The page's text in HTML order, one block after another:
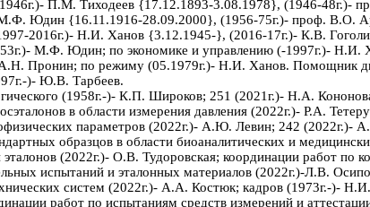
П.М. Тиходеев {17.12.1893-3.08.1978}, (1946-
Юдин {16.11.1916-28.09.2000}, (1956-75г.)- проф. В.О.
2016г.)- Н.И. Ханов {3.12.1945-}, (2016-17г.)- К.В.
М.Ф. Юдин; по экономике и управлению (-1997г.)-
А.Н. Пронин; по режиму (05.1979г.)- Н.И. Ханов. Помощник
)- Ю.В. Тарбеев.
(1958г.-)- К.П. Широков; 251 (2021г.)- Н.А.
в области измерения давления (2022г.)- Р.А.
параметров (2022г.)- А.Ю. Левин; 242 (2022г.)-
образцов в области биоаналитических и
эталонов (2022г.)- О.В. Тудоровская; координации работ
испытаний и эталонных материалов (2022г.)-Л.В.
систем (2022г.)- А.А. Костюк; кадров (1973г.-)-
работ по испытаниям средств измерений и